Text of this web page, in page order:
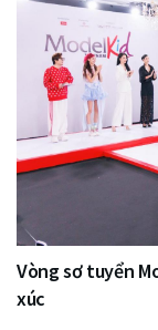
Vòng sơ tuyển
xúc